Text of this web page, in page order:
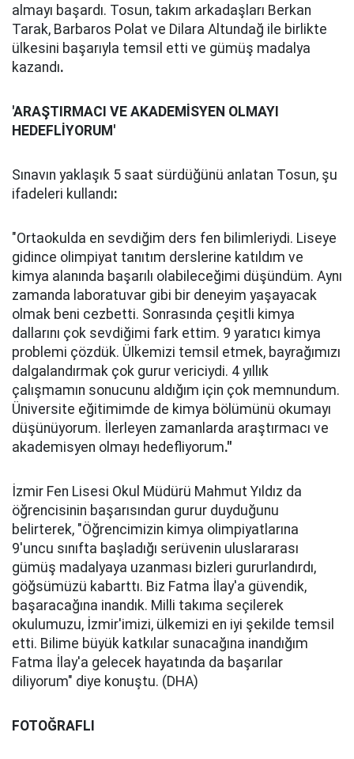
almayı başardı. Tosun, takım arkadaşları Berkan
Tarak, Barbaros Polat ve Dilara Altundağ ile birlikte
ülkesini başarıyla temsil etti ve gümüş madalya
kazandı.
'ARAŞTIRMACI VE AKADEMİSYEN OLMAYI
HEDEFLİYORUM'
Sınavın yaklaşık 5 saat sürdüğünü anlatan Tosun, şu
ifadeleri kullandı:
"Ortaokulda en sevdiğim ders fen bilimleriydi. Liseye
gidince olimpiyat tanıtım derslerine katıldım ve
kimya alanında başarılı olabileceğimi düşündüm. Aynı
zamanda laboratuvar gibi bir deneyim yaşayacak
olmak beni cezbetti. Sonrasında çeşitli kimya
dallarını çok sevdiğimi fark ettim. 9 yaratıcı kimya
problemi çözdük. Ülkemizi temsil etmek, bayrağımızı
dalgalandırmak çok gurur vericiydi. 4 yıllık
çalışmamın sonucunu aldığım için çok memnundum.
Üniversite eğitimimde de kimya bölümünü okumayı
düşünüyorum. İlerleyen zamanlarda araştırmacı ve
akademisyen olmayı hedefliyorum."
İzmir Fen Lisesi Okul Müdürü Mahmut Yıldız da
öğrencisinin başarısından gurur duyduğunu
belirterek, "Öğrencimizin kimya olimpiyatlarına
9'uncu sınıfta başladığı serüvenin uluslararası
gümüş madalyaya uzanması bizleri gururlandırdı,
göğsümüzü kabarttı. Biz Fatma İlay'a güvendik,
başaracağına inandık. Milli takıma seçilerek
okulumuzu, İzmir'imizi, ülkemizi en iyi şekilde temsil
etti. Bilime büyük katkılar sunacağına inandığım
Fatma İlay'a gelecek hayatında da başarılar
diliyorum" diye konuştu. (DHA)
FOTOĞRAFLI